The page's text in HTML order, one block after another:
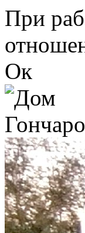
Перейти к
При
Ок